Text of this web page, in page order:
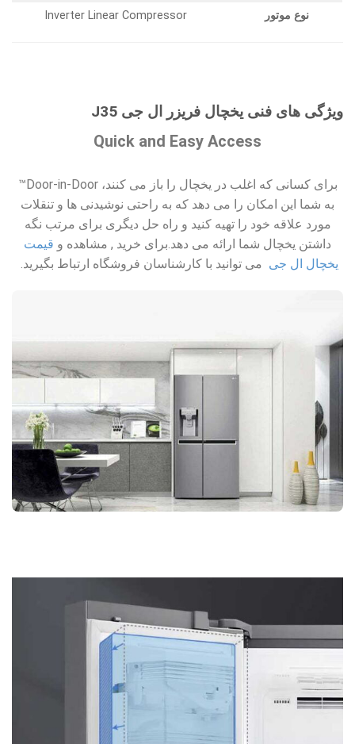
نوع موتور
Inverter Linear Compressor
ویژگی های فنی یخچال فریزر ال جی J35
Quick and Easy Access
برای کسانی که اغلب در یخچال را باز می کنند، Door-in-Door™
به شما این امکان را می دهد که به راحتی نوشیدنی ها و تنقلات
مورد علاقه خود را تهیه کنید و راه حل دیگری برای مرتب نگه
داشتن یخچال شما ارائه می دهد.برای خرید , مشاهده و قیمت
یخچال ال جی می توانید با کارشناسان فروشگاه ارتباط بگیرید.